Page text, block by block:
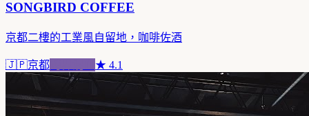
SONGBIRD COFFEE
京都二樓的工業風自留地，咖啡佐酒
🇯🇵京都 ★ 4.1